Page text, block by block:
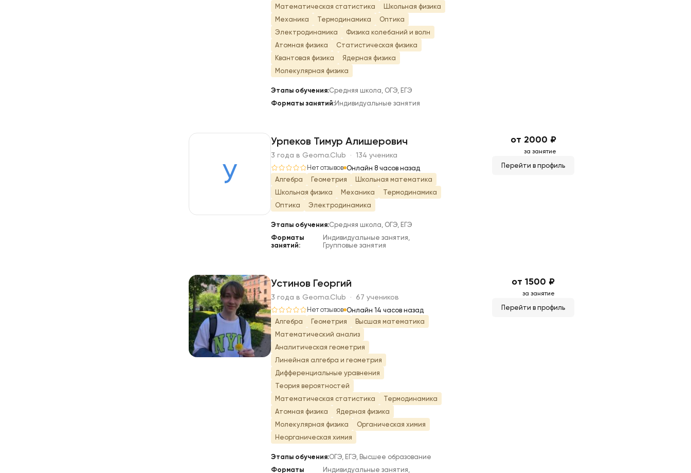
Математическая статистика
Школьная физика
Механика
Термодинамика
Оптика
Электродинамика
Физика колебаний и волн
Атомная физика
Статистическая физика
Квантовая физика
Ядерная физика
Молекулярная физика
Этапы обучения:Средняя школа, ОГЭ, ЕГЭ
Форматы занятий:Индивидуальные занятия
У
Урпеков Тимур Алишерович
3 года в Geoma.Club · 134 ученика
Нет отзывов Онлайн 8 часов назад
Алгебра
Геометрия
Школьная математика
Школьная физика
Механика
Термодинамика
Оптика
Электродинамика
Этапы обучения:Средняя школа, ОГЭ, ЕГЭ
Форматы
занятий:
Индивидуальные занятия,
Групповые занятия
от 2000 ₽
за занятие
Перейти в профиль
У
Устинов Георгий
3 года в Geoma.Club · 67 учеников
Нет отзывов Онлайн 14 часов назад
Алгебра
Геометрия
Высшая математика
Математический анализ
Аналитическая геометрия
Линейная алгебра и геометрия
Дифференциальные уравнения
Теория вероятностей
Математическая статистика
Термодинамика
Атомная физика
Ядерная физика
Молекулярная физика
Органическая химия
Неорганическая химия
Этапы обучения:ОГЭ, ЕГЭ, Высшее образование
Форматы
Индивидуальные занятия,
от 1500 ₽
за занятие
Перейти в профиль